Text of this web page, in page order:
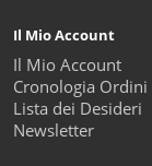
Il Mio Account
Il Mio Account
Cronologia Ordini
Lista dei Desideri
Newsletter